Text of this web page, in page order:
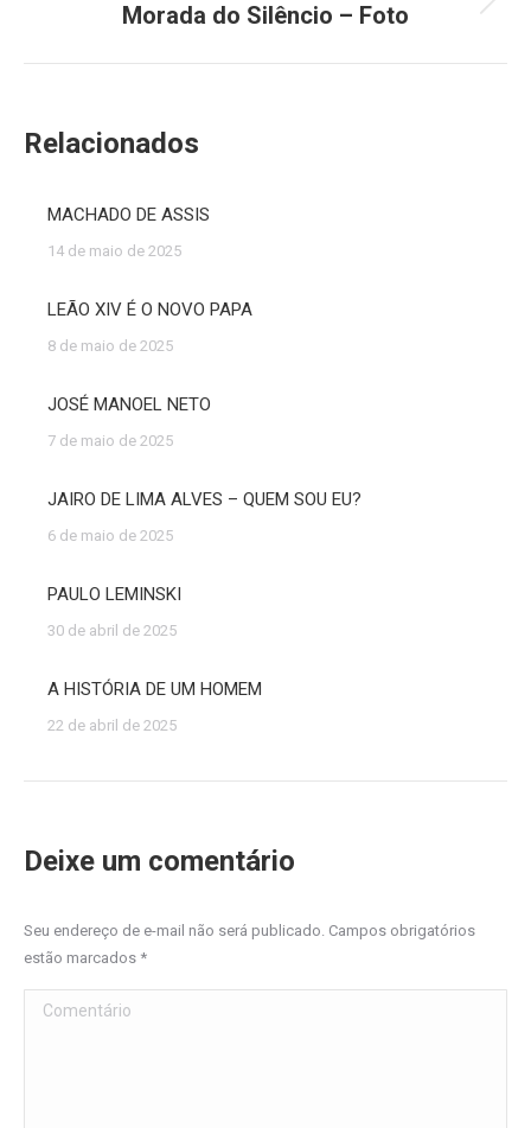
Próximo
Morada do Silêncio – Foto
Relacionados
MACHADO DE ASSIS
14 de maio de 2025
LEÃO XIV É O NOVO PAPA
8 de maio de 2025
JOSÉ MANOEL NETO
7 de maio de 2025
JAIRO DE LIMA ALVES – QUEM SOU EU?
6 de maio de 2025
PAULO LEMINSKI
30 de abril de 2025
A HISTÓRIA DE UM HOMEM
22 de abril de 2025
Deixe um comentário
Seu endereço de e-mail não será publicado. Campos obrigatórios
estão marcados *
Comentário